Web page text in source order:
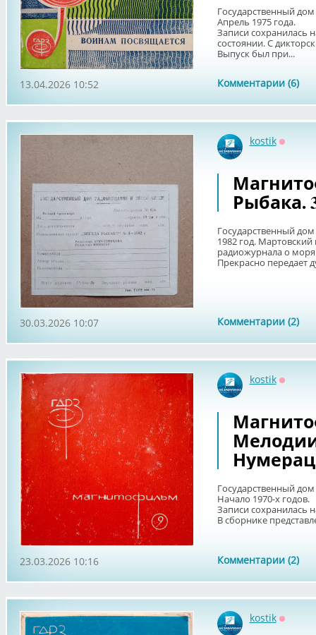
Государственный
Апрель 1975 года.
Записи сохранилась
состоянии. С
Выпуск был при...
Комментарии (6)
13.04.2026 10:52
kostik
Рыбака.
Государственный
1982 год.
радиожурнала о
Прекрасно передает
Комментарии (2)
30.03.2026 10:07
kostik
Государственный
Начало 1970-х годов.
Записи сохранилась
В сборнике
Комментарии (2)
23.03.2026 10:16
kostik